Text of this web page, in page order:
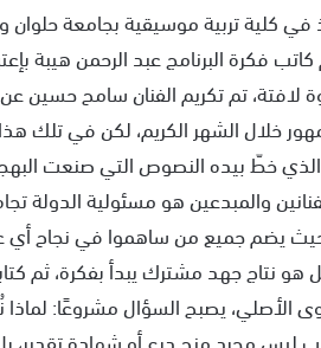
كلية تربية موسيقية بجامعة حلوان
فكرة البرنامج عبد الرحمن هيبة
لافتة، تم تكريم الفنان سامح حسين
خلال الشهر الكريم، لكن في تلك
الذي خطّ بيده النصوص التي صنعت
والمبدعين هو مسئولية الدولة
بحيث يضم جميع من ساهموا في نجاح
نتاج جهد مشترك يبدأ بفكرة، ثم
الأصلي، يصبح السؤال مشروعًا: